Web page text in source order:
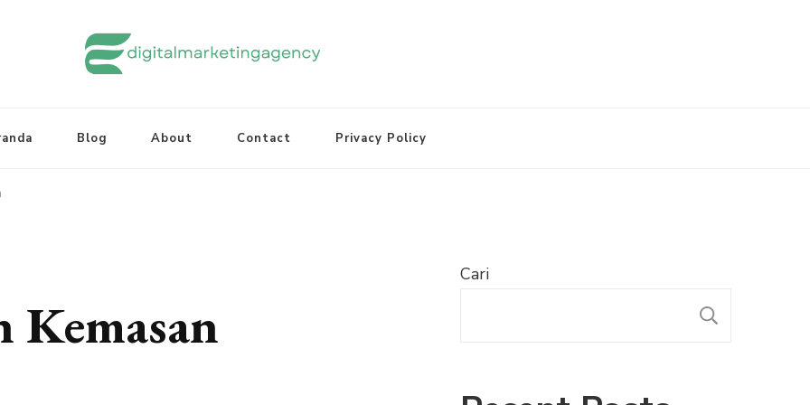
Blog About Contact Privacy Policy
Kemasan
Cari